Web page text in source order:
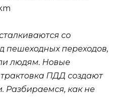
со
пешеходных переходов,
людям. Новые
ПДД создают
Разбираемся, как не